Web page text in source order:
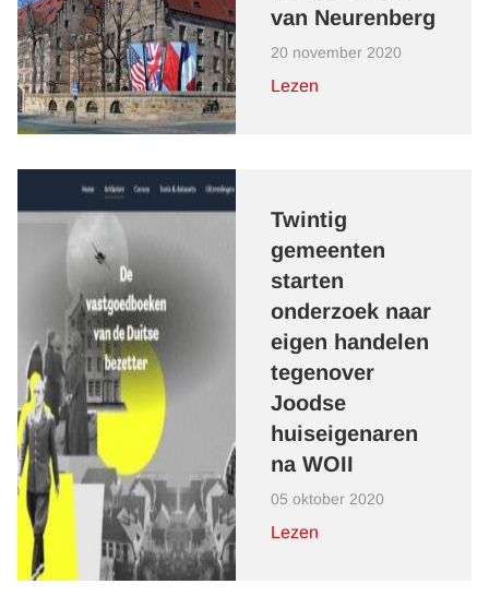
van Neurenberg
20 november 2020
Lezen
Twintig
gemeenten
starten
onderzoek naar
eigen handelen
tegenover
Joodse
huiseigenaren
na WOII
05 oktober 2020
Lezen